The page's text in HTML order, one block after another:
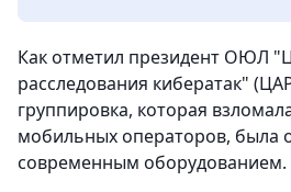
Как отметил президент ОЮЛ
расследования кибератак"
группировка, которая
мобильных операторов, была
современным оборудованием.